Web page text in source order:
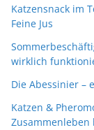
Katzensnack im
Feine Jus
wirklich
Die Abessinier –
Katzen &
Zusammenleben